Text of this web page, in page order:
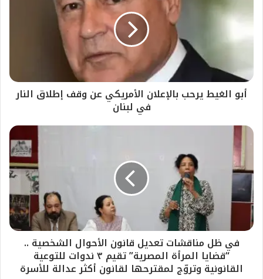
‏أبو الغيط يرحب بالإعلان الأمريكي عن وقف إطلاق النار
في لبنان
في ظل مناقشات تعديل قانون الأحوال الشخصية ..
“قضايا المرأة المصرية” تقيم ٣ ندوات للتوعية
القانونية وتروّج لمقترحها لقانون أكثر عدالة للأسرة